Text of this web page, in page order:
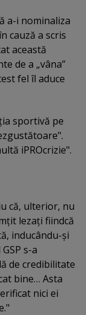
a-i nominaliza
cauză a scris
această
de a „vâna”
fel îl aduce
sportivă pe
iPROcrizie".
că, ulterior, nu
lezaţi fiindcă
inducându-şi
s-a
de credibilitate
bine… Asta
nici ei